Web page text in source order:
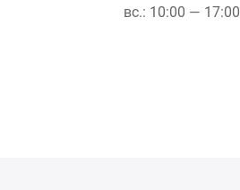
вс.: 10:00 — 17:00